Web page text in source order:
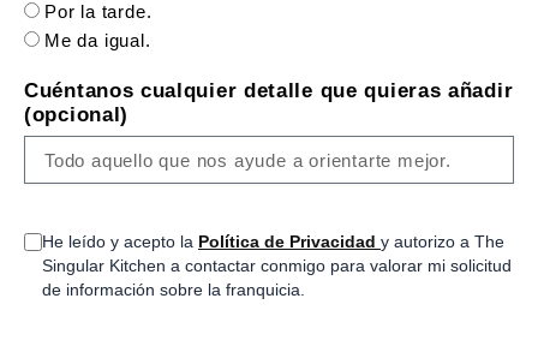
Por la tarde.
Me da igual.
Cuéntanos cualquier detalle que quieras añadir
(opcional)
He leído y acepto la Política de Privacidad y autorizo a The
Singular Kitchen a contactar conmigo para valorar mi solicitud
de información sobre la franquicia.